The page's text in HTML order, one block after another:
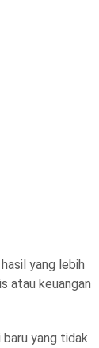
yang lebih
atau keuangan
yang tidak